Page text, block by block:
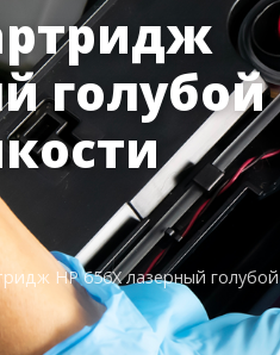
голубой
HP 656X лазерный голубой